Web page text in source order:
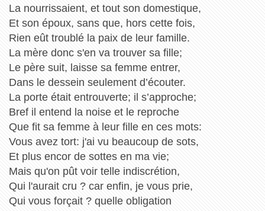
La nourrissaient, et tout son domestique,
Et son époux, sans que, hors cette fois,
Rien eût troublé la paix de leur famille.
La mère donc s'en va trouver sa fille;
Le père suit, laisse sa femme entrer,
Dans le dessein seulement d’écouter.
La porte était entrouverte; il s’approche;
Bref il entend la noise et le reproche
Que fit sa femme à leur fille en ces mots:
Vous avez tort: j'ai vu beaucoup de sots,
Et plus encor de sottes en ma vie;
Mais qu'on pût voir telle indiscrétion,
Qui l'aurait cru ? car enfin, je vous prie,
Qui vous forçait ? quelle obligation